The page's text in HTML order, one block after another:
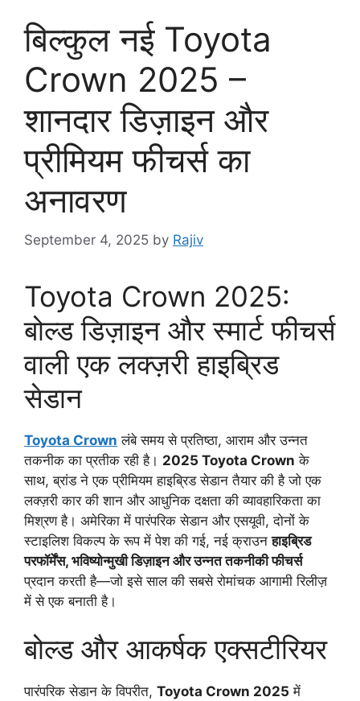
बिल्कुल नई Toyota
Crown 2025 –
शानदार डिज़ाइन और
प्रीमियम फीचर्स का
अनावरण
September 4, 2025 by Rajiv
Toyota Crown 2025:
बोल्ड डिज़ाइन और स्मार्ट फीचर्स
वाली एक लक्ज़री हाइब्रिड
सेडान
Toyota Crown लंबे समय से प्रतिष्ठा, आराम और उन्नत
तकनीक का प्रतीक रही है। 2025 Toyota Crown के
साथ, ब्रांड ने एक प्रीमियम हाइब्रिड सेडान तैयार की है जो एक
लक्ज़री कार की शान और आधुनिक दक्षता की व्यावहारिकता का
मिश्रण है। अमेरिका में पारंपरिक सेडान और एसयूवी, दोनों के
स्टाइलिश विकल्प के रूप में पेश की गई, नई क्राउनहाइब्रिड
परफॉर्मेंस, भविष्योन्मुखी डिज़ाइन और उन्नत तकनीकी फीचर्स
प्रदान करती है—जो इसे साल की सबसे रोमांचक आगामी रिलीज़
में से एक बनाती है।
बोल्ड और आकर्षक एक्सटीरियर
पारंपरिक सेडान के विपरीत, Toyota Crown 2025 में